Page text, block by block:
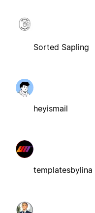
Sorted Sapling
heyismail
templatesbylina